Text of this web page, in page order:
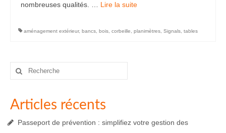
nombreuses qualités. … Lire la suite­­
aménagement extérieur, bancs bois corbeille planimètres Signals tables
Rechercher
Articles récents
Passeport de prévention : simplifiez votre gestion des